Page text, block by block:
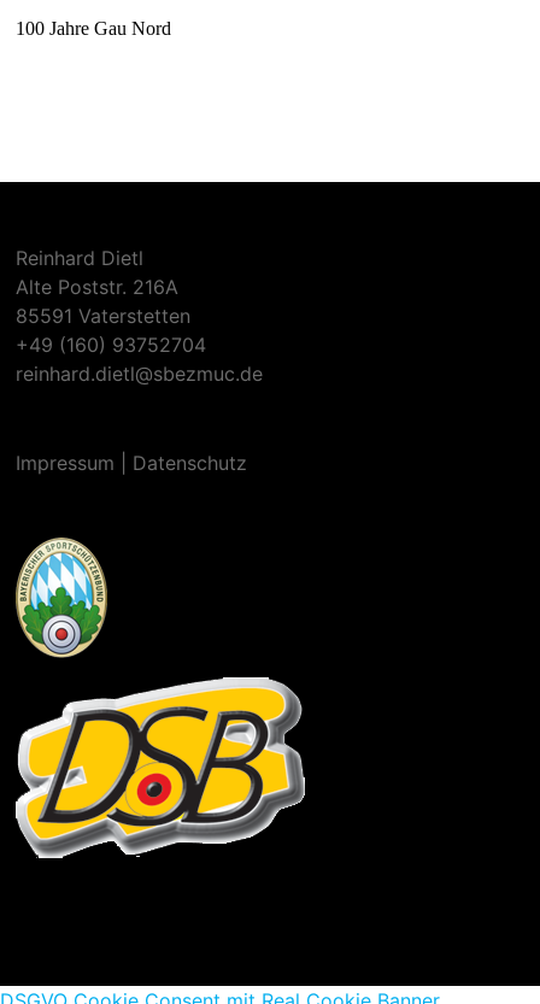
100 Jahre Gau Nord
Reinhard Dietl
Alte Poststr. 216A
85591 Vaterstetten
+49 (160) 93752704
reinhard.dietl@sbezmuc.de
Impressum Datenschutz